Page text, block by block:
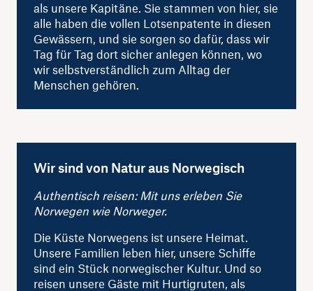
als unsere Kapitäne. Sie stammen von hier, sie
alle haben die vollen Lotsenpatente in diesen
Gewässern, und sie sorgen so dafür, dass wir
Tag für Tag dort sicher anlegen können, wo
wir selbstverständlich zum Alltag der
Menschen gehören.
Wir sind von Natur aus Norwegisch
Authentisch reisen: Mit uns erleben Sie
Norwegen wie Norweger.
Die Küste Norwegens ist unsere Heimat.
Unsere Familien leben hier, unsere Schiffe
sind ein Stück norwegischer Kultur. Und so
reisen unsere Gäste mit Hurtigruten, als